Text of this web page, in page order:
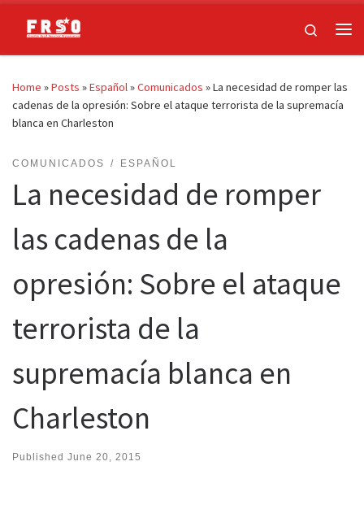
Skip to content
Search
Home »Posts »Español»Comunicados »La necesidad de romper las
cadenas de la opresión: Sobre el ataque terrorista de la supremacía
blanca en Charleston
COMUNICADOS ESPAÑOL
La necesidad de romper
las cadenas de la
opresión: Sobre el ataque
terrorista de la
supremacía blanca en
Charleston
Published June 20, 2015